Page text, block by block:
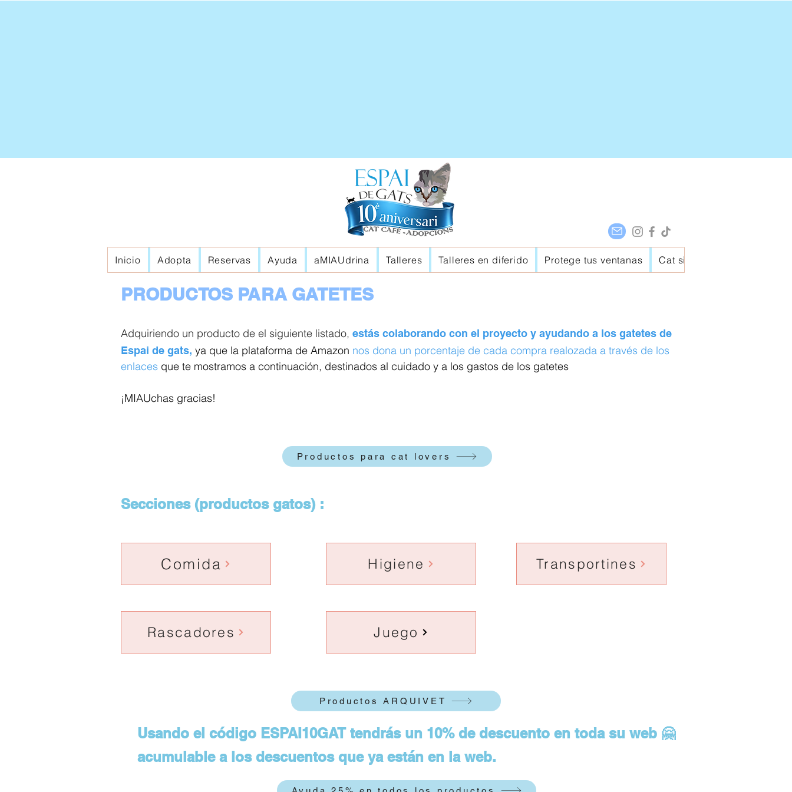
PRODUCTOS PARA GATETES
Adquiriendo un producto de el siguiente listado, estás colaborando con el proyecto y ayudando a los gatetes de
Espai de gats, ya que la plataforma de Amazon nos dona un porcentaje de cada compra realozada a través de los
enlaces que te mostramos a continuación, destinados al cuidado y a los gastos de los gatetes
¡MIAUchas gracias!
Productos para cat lovers
Secciones (productos gatos) :
Comida
Rascadores
Higiene Transportines
Juego
Productos ARQUIVET
Usando el código ESPAI10GAT tendrás un 10% de descuento en toda su web 🤗
acumulable a los descuentos que ya están en la web.
Inicio Adopta Reservas Ayuda aMIAUdrina Talleres Talleres en diferido Protege tus ventanas Cat sitter